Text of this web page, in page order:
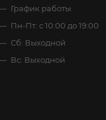
График работы
Пн-Пт: с 10:00 до 19:00
Сб: Выходной
Вс: Выходной